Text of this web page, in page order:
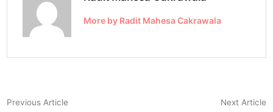
More by Radit Mahesa Cakrawala
Navigasi
Previous Article Next Article